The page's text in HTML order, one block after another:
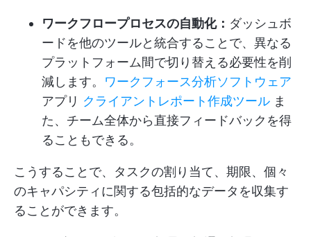
ワークフロープロセスの自動化： ダッシュボ
ードを他のツールと統合することで、異なる
プラットフォーム間で切り替える必要性を削
減します。 ワークフォース分析ソフトウェア
アプリ クライアントレポート作成ツール ま
た、チーム全体から直接フィードバックを得
ることもできる。
こうすることで、タスクの割り当て、期限、個々
のキャパシティに関する包括的なデータを収集す
ることができます。